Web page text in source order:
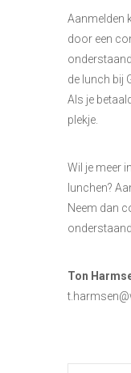
Aanmelden
door een
de lunch bij
Als je
plekje.
Wil je meer
lunchen?
Neem dan
Ton